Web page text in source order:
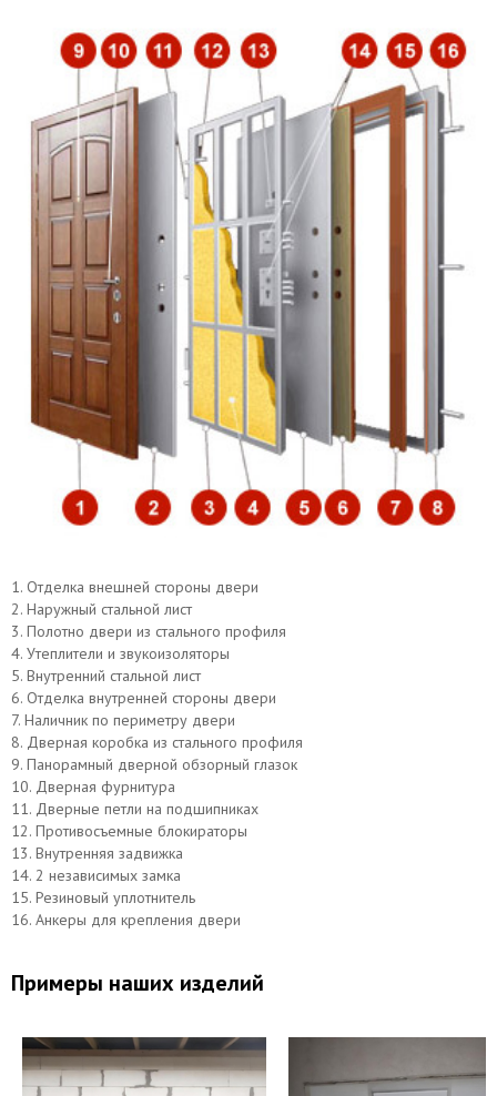
Заделка швов монтажной пеной
Откосы (изнутри помещения)
Вывод звонков
Утепление дверной коробки
Перенос звонка
1. Отделка внешней стороны двери
2. Наружный стальной лист
3. Полотно двери из стального профиля
4. Утеплители и звукоизоляторы
5. Внутренний стальной лист
6. Отделка внутренней стороны двери
7. Наличник по периметру двери
8. Дверная коробка из стального профиля
9. Панорамный дверной обзорный глазок
10. Дверная фурнитура
11. Дверные петли на подшипниках
12. Противосъемные блокираторы
13. Внутренняя задвижка
14. 2 независимых замка
15. Резиновый уплотнитель
16. Анкеры для крепления двери
Примеры наших изделий